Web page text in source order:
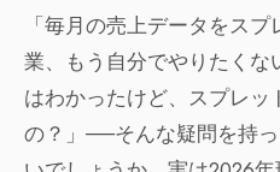
「毎月の売上データをス
業、もう自分でやりたく
はわかったけど、スプレッ
の？」──そんな疑問を持